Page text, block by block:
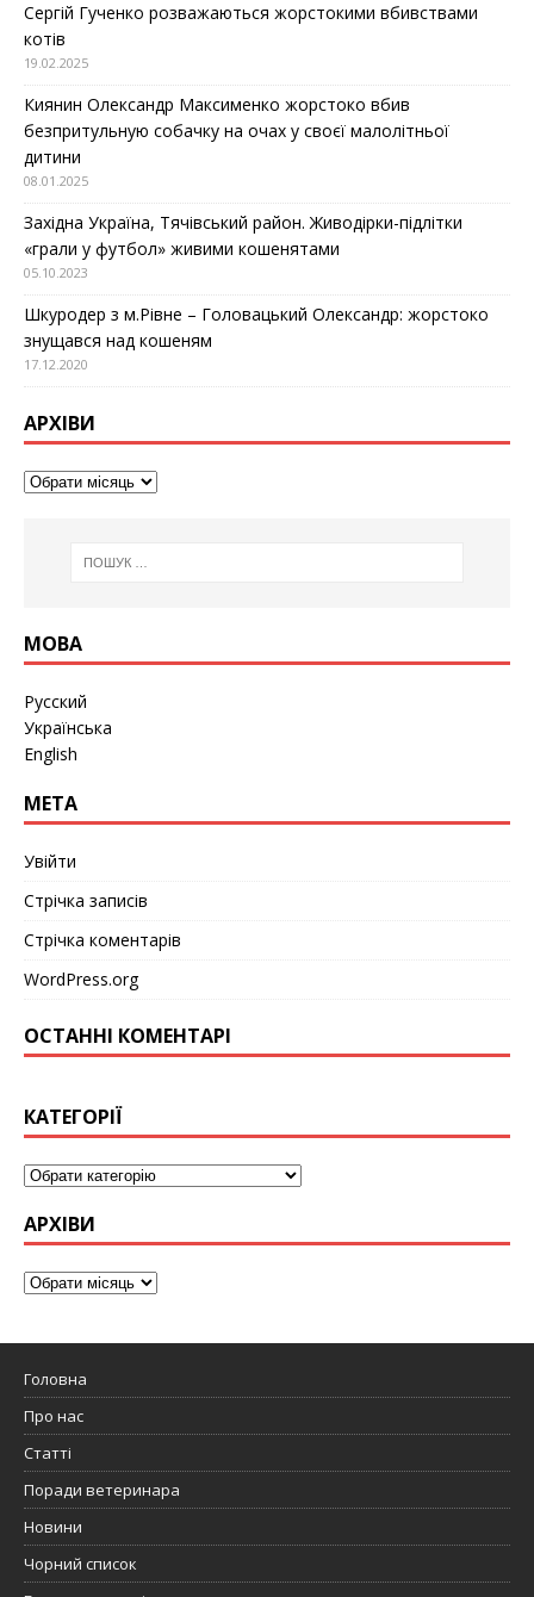
Сергій Гученко розважаються жорстокими вбивствами
котів
19.02.2025
Киянин Олександр Максименко жорстоко вбив
безпритульную собачку на очах у своєї малолітньої
дитини
08.01.2025
Західна Україна, Тячівський район. Живодірки-підлітки
«грали у футбол» живими кошенятами
05.10.2023
Шкуродер з м.Рівне – Головацький Олександр: жорстоко
знущався над кошеням
17.12.2020
АРХІВИ
МОВА
Русский
Українська
English
МЕТА
Увійти
Стрічка записів
Стрічка коментарів
WordPress.org
ОСТАННІ КОМЕНТАРІ
КАТЕГОРІЇ
АРХІВИ
Головна
Про нас
Статті
Поради ветеринара
Новини
Чорний список